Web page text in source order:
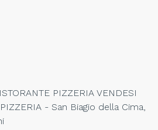
VENDESI
- San Biagio della Cima,